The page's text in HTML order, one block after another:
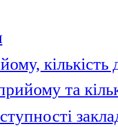
кількість
та